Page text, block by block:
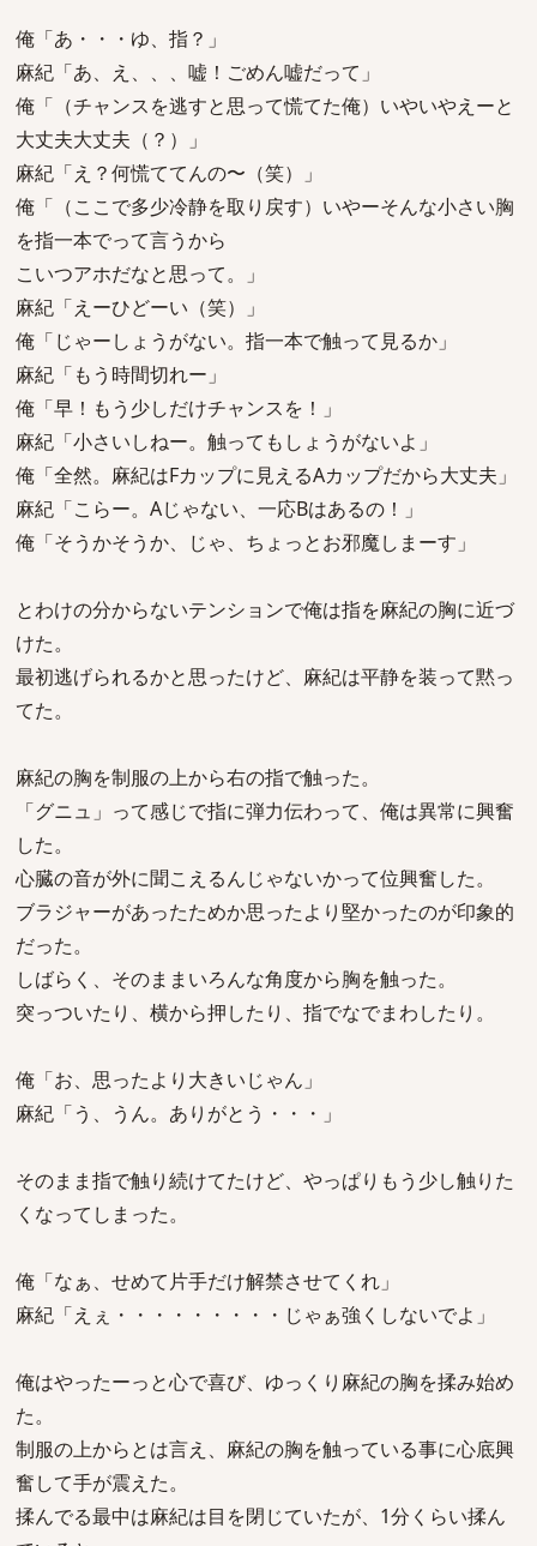
俺「あ・・・ゆ、指？」
麻紀「あ、え、、、嘘！ごめん嘘だって」
俺「（チャンスを逃すと思って慌てた俺）いやいやえーと
大丈夫大丈夫（？）」
麻紀「え？何慌ててんの〜（笑）」
俺「（ここで多少冷静を取り戻す）いやーそんな小さい胸
を指一本でって言うから
こいつアホだなと思って。」
麻紀「えーひどーい（笑）」
俺「じゃーしょうがない。指一本で触って見るか」
麻紀「もう時間切れー」
俺「早！もう少しだけチャンスを！」
麻紀「小さいしねー。触ってもしょうがないよ」
俺「全然。麻紀はFカップに見えるAカップだから大丈夫」
麻紀「こらー。Aじゃない、一応Bはあるの！」
俺「そうかそうか、じゃ、ちょっとお邪魔しまーす」
とわけの分からないテンションで俺は指を麻紀の胸に近づ
けた。
最初逃げられるかと思ったけど、麻紀は平静を装って黙っ
てた。
麻紀の胸を制服の上から右の指で触った。
「グニュ」って感じで指に弾力伝わって、俺は異常に興奮
した。
心臓の音が外に聞こえるんじゃないかって位興奮した。
ブラジャーがあったためか思ったより堅かったのが印象的
だった。
しばらく、そのままいろんな角度から胸を触った。
突っついたり、横から押したり、指でなでまわしたり。
俺「お、思ったより大きいじゃん」
麻紀「う、うん。ありがとう・・・」
そのまま指で触り続けてたけど、やっぱりもう少し触りた
くなってしまった。
俺「なぁ、せめて片手だけ解禁させてくれ」
麻紀「えぇ・・・・・・・・・じゃぁ強くしないでよ」
俺はやったーっと心で喜び、ゆっくり麻紀の胸を揉み始め
た。
制服の上からとは言え、麻紀の胸を触っている事に心底興
奮して手が震えた。
揉んでる最中は麻紀は目を閉じていたが、1分くらい揉ん